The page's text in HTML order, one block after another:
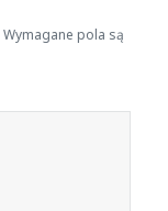
Wymagane pola są